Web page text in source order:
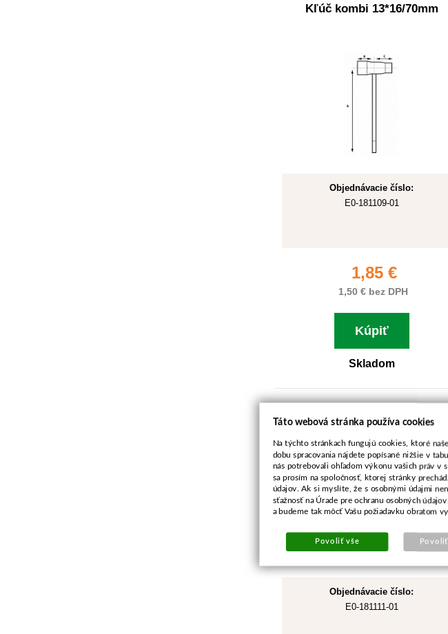
Kľúč kombi 13*16/70mm
Objednávacie číslo:
E0-181109-01
1,85 €
1,50 € bez DPH
Kúpiť
Skladom
Objednávacie číslo:
E0-181111-01
Táto webová stránka používa cookies
Na týchto stránkach fungujú cookies, ktoré
dobu spracovania nájdete popísané nižšie v
nás potrebovali ohľadom výkonu vašich práv v
sa prosím na spoločnosť, ktorej stránky
údajov. Ak si myslíte, že s osobnými údajmi
sťažnosť na Úrade pre ochranu osobných
a budeme tak môcť Vašu požiadavku obratom
Povoliť vše